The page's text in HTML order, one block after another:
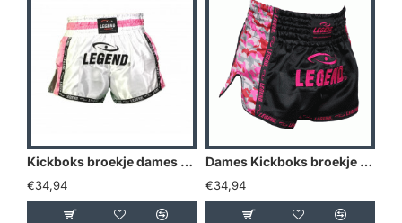
Kickboks broekje dames roze wit Legend Trendy - Maat: XS
€34,94
Dames Kickboks broekje Camo roze Legend Trendy - Maat: XS
€34,94